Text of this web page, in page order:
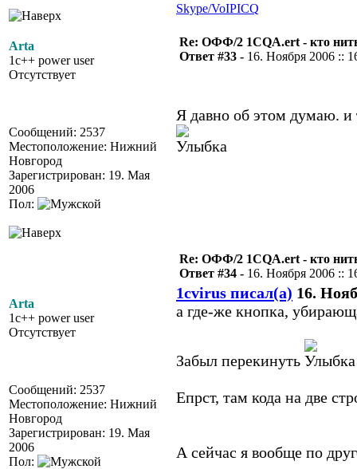
Skype/VoIPICQ
Arta
1c++ power user
Отсутствует
Сообщений: 2537
Местоположение: Нижний
Новгород
Зарегистрирован: 19. Мая
2006
Пол:
Re: ОФФ/2 1CQA.ert - кто
Ответ #33 - 16. Ноября 2006 ::
Я давно об этом думаю. и
Arta
1c++ power user
Отсутствует
Сообщений: 2537
Местоположение: Нижний
Новгород
Зарегистрирован: 19. Мая
2006
Пол:
Re: ОФФ/2 1CQA.ert - кто
Ответ #34 - 16. Ноября 2006 ::
1cvirus писал(а) 16.
а где-же кнопка,
Забыл перекинуть
Епрст, там кода на две
А сейчас я вообще по